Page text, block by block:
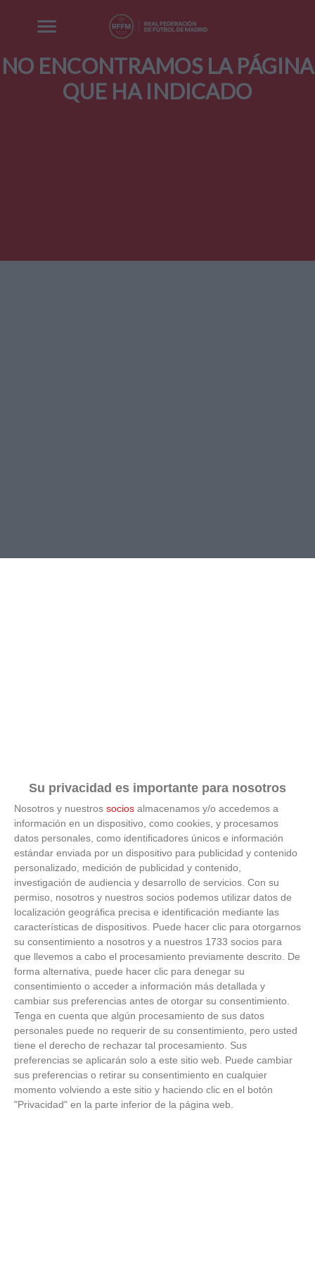
Su privacidad es importante para nosotros
Nosotros y nuestros socios almacenamos y/o accedemos a
información en un dispositivo, como cookies, y procesamos
datos personales, como identificadores únicos e información
estándar enviada por un dispositivo para publicidad y contenido
personalizado, medición de publicidad y contenido,
investigación de audiencia y desarrollo de servicios. Con su
permiso, nosotros y nuestros socios podemos utilizar datos de
localización geográfica precisa e identificación mediante las
características de dispositivos. Puede hacer clic para otorgarnos
su consentimiento a nosotros y a nuestros 1733 socios para
que llevemos a cabo el procesamiento previamente descrito. De
forma alternativa, puede hacer clic para denegar su
consentimiento o acceder a información más detallada y
cambiar sus preferencias antes de otorgar su consentimiento.
Tenga en cuenta que algún procesamiento de sus datos
personales puede no requerir de su consentimiento, pero usted
tiene el derecho de rechazar tal procesamiento. Sus
preferencias se aplicarán solo a este sitio web. Puede cambiar
sus preferencias o retirar su consentimiento en cualquier
momento volviendo a este sitio y haciendo clic en el botón
"Privacidad" en la parte inferior de la página web.
NO ENCONTRAMOS LA PÁGINA
QUE HA INDICADO
Patrocinador Técnico Oficial
Patrocinador Oficial
Patrocinador Tecnológico
Patrocinador Digital de Talento